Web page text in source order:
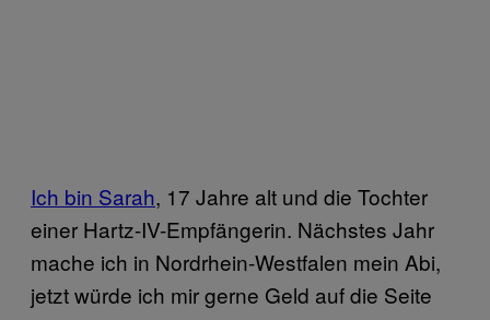
Ich bin Sarah, 17 Jahre alt und die Tochter
einer Hartz-IV-Empfängerin. Nächstes Jahr
mache ich in Nordrhein-Westfalen mein Abi,
jetzt würde ich mir gerne Geld auf die Seite